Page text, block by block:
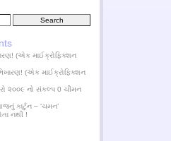
(એક માઈક્રોફિક્શન
(એક માઈક્રોફિક્શન
૨૦૦૯ નો સંકલ્પ 0 ચીમન
કાર્ટુન – ‘ચમન’
નથી !